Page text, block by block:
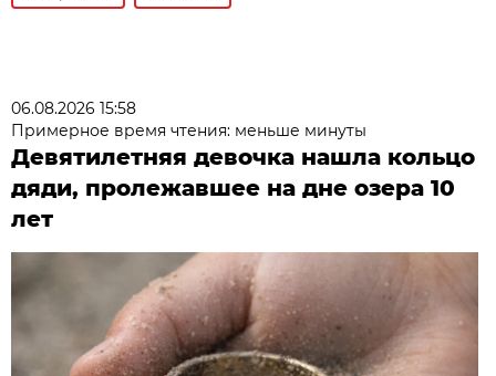
06.08.2026 15:58
Примерное время чтения: меньше минуты
Девятилетняя девочка нашла кольцо
дяди, пролежавшее на дне озера 10
лет